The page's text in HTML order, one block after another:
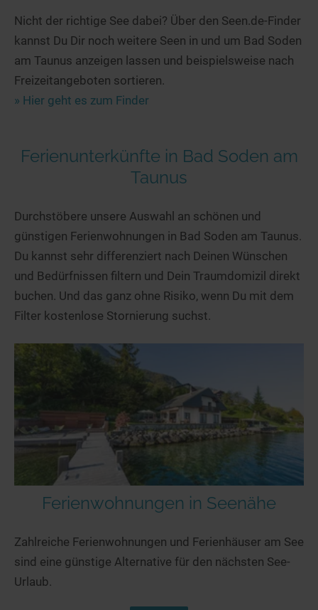
Nicht der richtige See dabei? Über den Seen.de-Finder
kannst Du Dir noch weitere Seen in und um Bad Soden
am Taunus anzeigen lassen und beispielsweise nach
Freizeitangeboten sortieren.
» Hier geht es zum Finder
Ferienunterkünfte in Bad Soden am
Taunus
Durchstöbere unsere Auswahl an schönen und
günstigen Ferienwohnungen in Bad Soden am Taunus.
Du kannst sehr differenziert nach Deinen Wünschen
und Bedürfnissen filtern und Dein Traumdomizil direkt
buchen. Und das ganz ohne Risiko, wenn Du mit dem
Filter kostenlose Stornierung suchst.
Ferienwohnungen in Seenähe
Zahlreiche Ferienwohnungen und Ferienhäuser am See
sind eine günstige Alternative für den nächsten See-
Urlaub.